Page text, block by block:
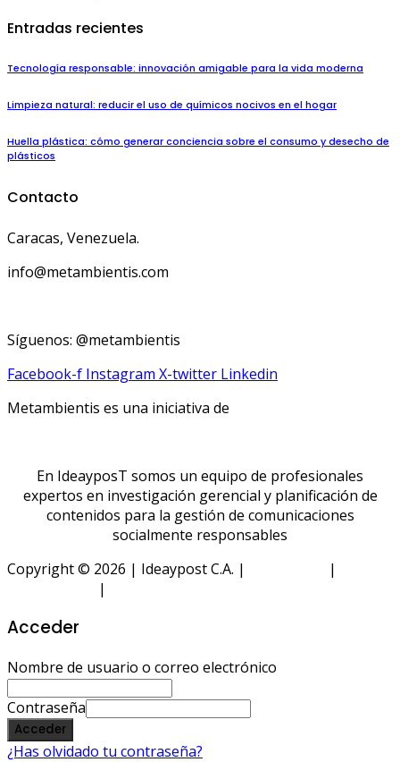
Entradas recientes
Tecnología responsable: innovación amigable para la vida moderna
Limpieza natural: reducir el uso de químicos nocivos en el hogar
Huella plástica: cómo generar conciencia sobre el consumo y desecho de
plásticos
Contacto
Caracas, Venezuela.
info@metambientis.com
Síguenos: @metambientis
Facebook-f Instagram X-twitter Linkedin
Metambientis es una iniciativa de
En IdeayposT somos un equipo de profesionales
expertos en investigación gerencial y planificación de
contenidos para la gestión de comunicaciones
socialmente responsables
Copyright © 2026 | Ideaypost C.A. |
|
|
Acceder
Nombre de usuario o correo electrónico
Contraseña
Acceder
¿Has olvidado tu contraseña?